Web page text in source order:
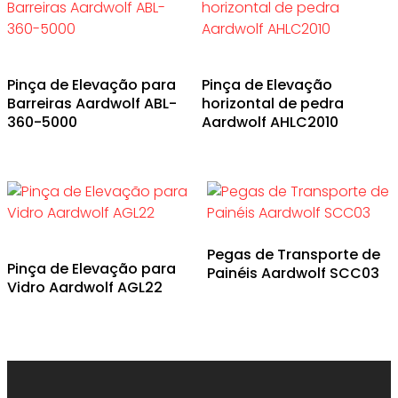
Pinça de Elevação para
Barreiras Aardwolf ABL-
360-5000
Pinça de Elevação
horizontal de pedra
Aardwolf AHLC2010
Pinça de Elevação para
Vidro Aardwolf AGL22
Pegas de Transporte de
Painéis Aardwolf SCC03